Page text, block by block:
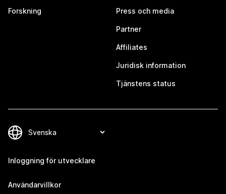
Forskning Press och media
Partner
Affiliates
Juridisk information
Tjänstens status
Inloggning för utvecklare
Användarvillkor